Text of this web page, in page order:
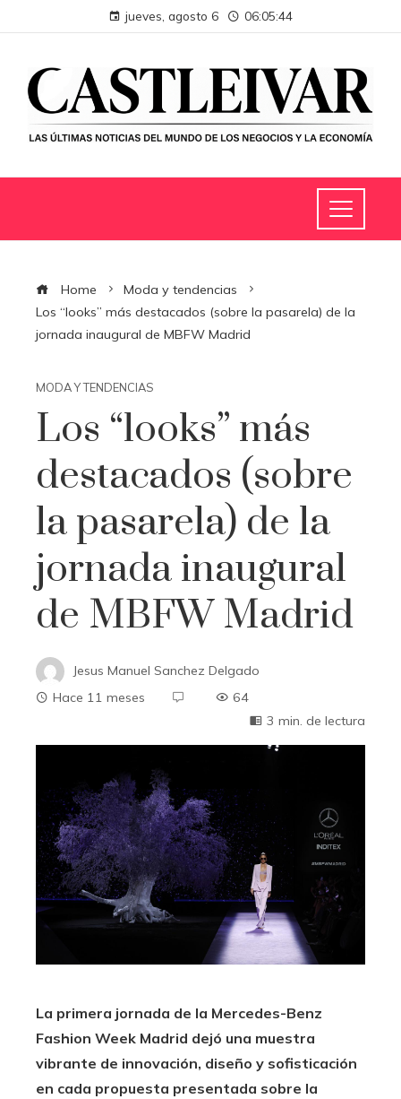
jueves, agosto 6 06:05:45
Home
Moda y tendencias
Los “looks” más destacados (sobre la pasarela) de la
jornada inaugural de MBFW Madrid
MODA Y TENDENCIAS
Los “looks” más
destacados (sobre
la pasarela) de la
jornada inaugural
de MBFW Madrid
Jesus Manuel Sanchez Delgado
Hace 11 meses
64
3 min. de lectura
La primera jornada de la Mercedes-Benz
Fashion Week Madrid dejó una muestra
vibrante de innovación, diseño y sofisticación
en cada propuesta presentada sobre la